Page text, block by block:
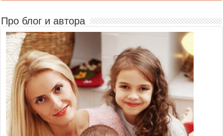
Про блог и автора